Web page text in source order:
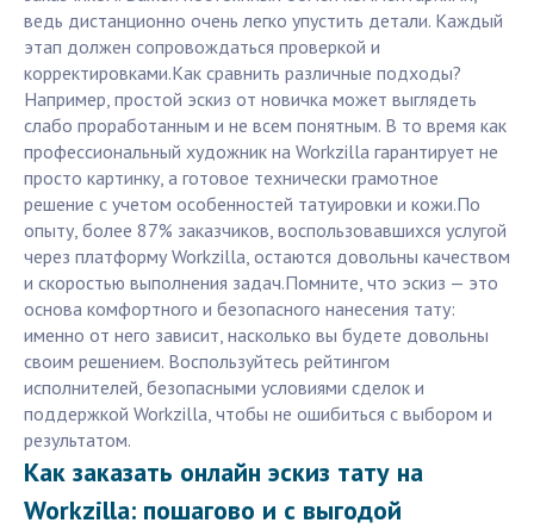
ведь дистанционно очень легко упустить детали. Каждый
этап должен сопровождаться проверкой и
корректировками.Как сравнить различные подходы?
Например, простой эскиз от новичка может выглядеть
слабо проработанным и не всем понятным. В то время как
профессиональный художник на Workzilla гарантирует не
просто картинку, а готовое технически грамотное
решение с учетом особенностей татуировки и кожи.По
опыту, более 87% заказчиков, воспользовавшихся услугой
через платформу Workzilla, остаются довольны качеством
и скоростью выполнения задач.Помните, что эскиз — это
основа комфортного и безопасного нанесения тату:
именно от него зависит, насколько вы будете довольны
своим решением. Воспользуйтесь рейтингом
исполнителей, безопасными условиями сделок и
поддержкой Workzilla, чтобы не ошибиться с выбором и
результатом.
Как заказать онлайн эскиз тату на
Workzilla: пошагово и с выгодой